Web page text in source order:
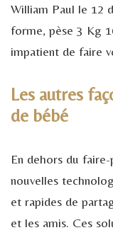
William Paul le 12
forme, pèse 3 Kg
impatient de faire
Les autres
de bébé
En dehors du
nouvelles
et rapides de
et les amis. Ces